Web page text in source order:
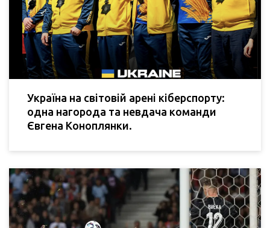
Україна на світовій арені кіберспорту:
одна нагорода та невдача команди
Євгена Коноплянки.